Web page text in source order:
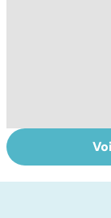
Bien dormir,
mais... sans